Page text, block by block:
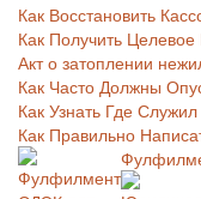
Как Восстановить
Как Получить
Акт о затоплении
Как Часто Должны
Как Узнать Где
Как Правильно